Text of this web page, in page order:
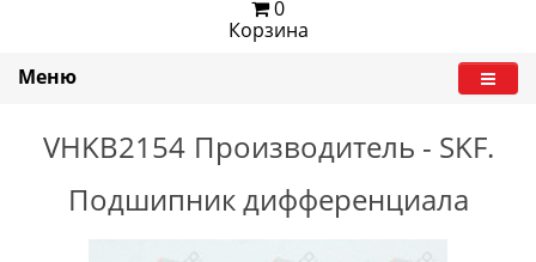
0
Корзина
Меню
VHKB2154 Производитель - SKF.
Подшипник дифференциала